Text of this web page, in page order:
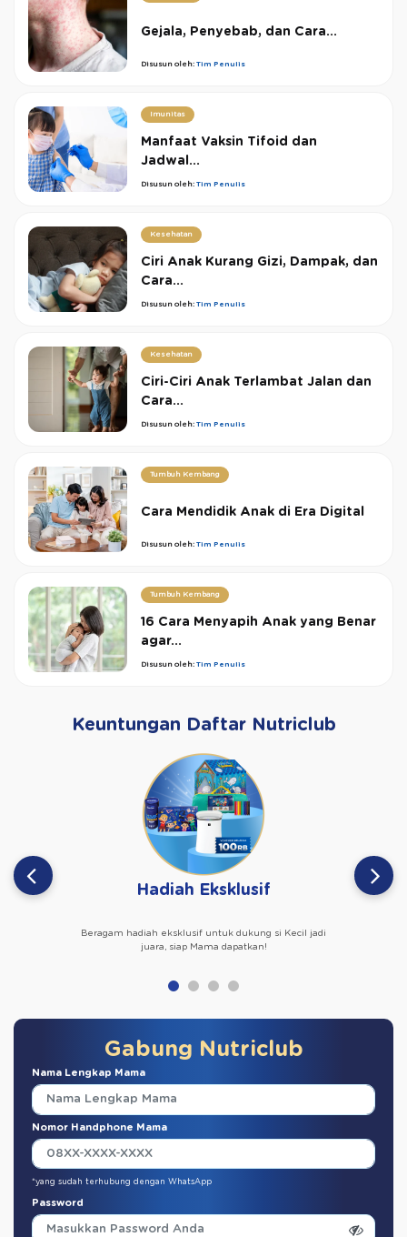
Gejala, Penyebab, dan Cara...
Disusun oleh: Tim Penulis
Imunitas
Manfaat Vaksin Tifoid dan
Jadwal...
Disusun oleh: Tim Penulis
Kesehatan
Ciri Anak Kurang Gizi, Dampak, dan
Cara...
Disusun oleh: Tim Penulis
Kesehatan
Ciri-Ciri Anak Terlambat Jalan dan
Cara...
Disusun oleh: Tim Penulis
Tumbuh Kembang
Cara Mendidik Anak di Era Digital
Disusun oleh: Tim Penulis
Tumbuh Kembang
16 Cara Menyapih Anak yang Benar
agar...
Disusun oleh: Tim Penulis
Keuntungan Daftar Nutriclub
Hadiah Eksklusif
Beragam hadiah eksklusif untuk dukung si Kecil jadi
juara, siap Mama dapatkan!
Gabung Nutriclub
Nama Lengkap Mama
Nomor Handphone Mama
*yang sudah terhubung dengan WhatsApp
Password